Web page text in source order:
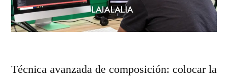
d
e
a
t
a
t
Técnica avanzada de composición: colocar la